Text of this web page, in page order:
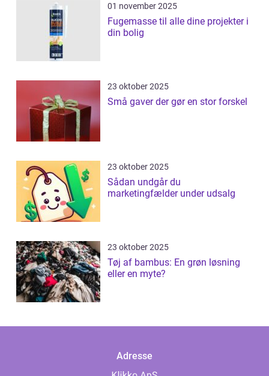
01 november 2025
Fugemasse til alle dine projekter i
din bolig
23 oktober 2025
Små gaver der gør en stor forskel
23 oktober 2025
Sådan undgår du
marketingfælder under udsalg
23 oktober 2025
Tøj af bambus: En grøn løsning
eller en myte?
Adresse